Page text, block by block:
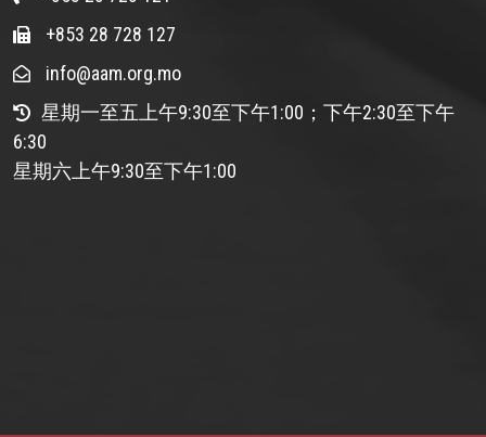
+853 28 728 127
info@aam.org.mo
星期一至五上午9:30至下午1:00；下午2:30至下午
6:30
星期六上午9:30至下午1:00